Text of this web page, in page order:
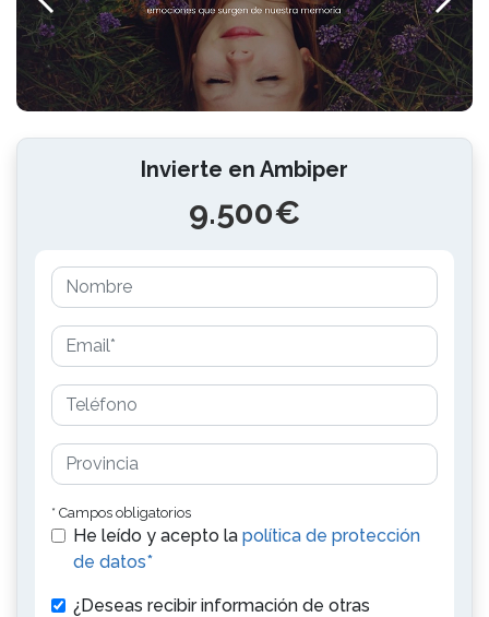
Invierte en Ambiper
9.500€
* Campos obligatorios
He leído y acepto la política de protección
de datos*
¿Deseas recibir información de otras